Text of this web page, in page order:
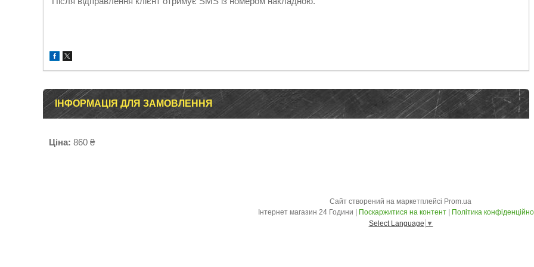
ІНФОРМАЦІЯ ДЛЯ ЗАМОВЛЕННЯ
Ціна: 860 ₴
Сайт створений на маркетплейсі Prom.ua
Поскаржитися на контент
Політика
Select Language ▼